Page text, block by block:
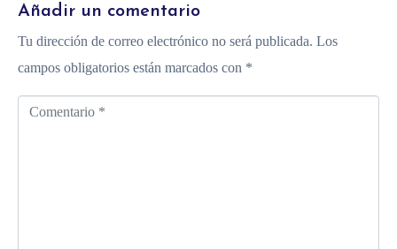
Añadir un comentario
Tu dirección de correo electrónico no será publicada. Los
campos obligatorios están marcados con *